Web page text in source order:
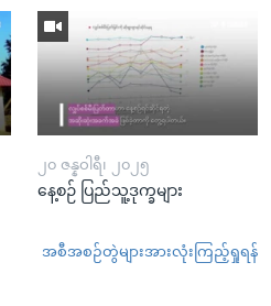
၂၀ ဇန္နဝါရီ၊ ၂၀၂၅
နေ့စဉ် ပြည်သူ့ဒုက္ခများ
အစီအစဉ်တွဲများအားလုံးကြည့်ရှုရန်